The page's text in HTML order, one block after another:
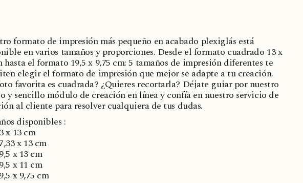
formato de impresión más pequeño en acabado plexiglás está
en varios tamaños y proporciones. Desde el formato cuadrado 13 x
hasta el formato 19,5 x 9,75 cm: 5 tamaños de impresión diferentes te
elegir el formato de impresión que mejor se adapte a tu creación.
favorita es cuadrada? ¿Quieres recortarla? Déjate guiar por nuestro
y sencillo módulo de creación en línea y confía en nuestro servicio de
al cliente para resolver cualquiera de tus dudas.
disponibles :
x 13 cm
x 13 cm
x 13 cm
x 11 cm
x 9,75 cm